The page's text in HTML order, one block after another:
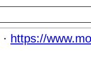
· https://